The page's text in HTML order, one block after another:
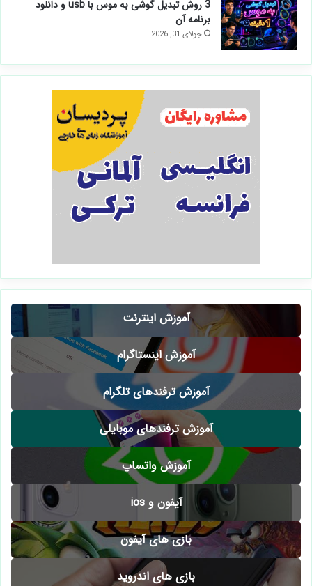
3 روش تبدیل گوشی به موس با usb و دانلود
برنامه آن
جولای 31, 2026
آموزش اینترنت
آموزش اینستاگرام
آموزش ترفندهای تلگرام
آموزش ترفندهای موبایلی
آموزش واتساپ
آیفون و ios
بازی های آیفون
بازی های اندروید